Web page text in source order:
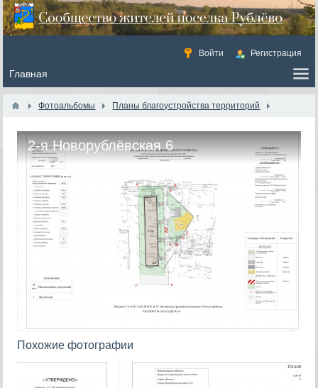
Войти Регистрация
Фотоальбомы Планы благоустройства территорий
2-я Новорублёвская 6
Похожие фотографии